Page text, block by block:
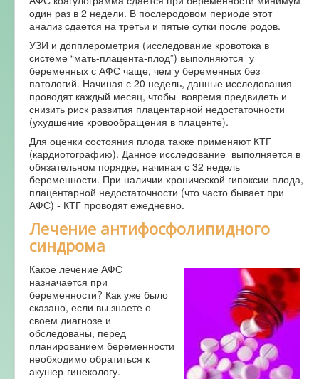
один раз в 2 недели. В послеродовом периоде этот
анализ сдается на третьи и пятые сутки после родов.
УЗИ и допплерометрия (исследование кровотока в
системе “мать-плацента-плод”) выполняются у
беременных с АФС чаще, чем у беременных без
патологий. Начиная с 20 недель, данные исследования
проводят каждый месяц, чтобы вовремя предвидеть и
снизить риск развития плацентарной недостаточности
(ухудшение кровообращения в плаценте).
Для оценки состояния плода также применяют КТГ
(кардиотографию). Данное исследование выполняется в
обязательном порядке, начиная с 32 недель
беременности. При наличии хронической гипоксии плода,
плацентарной недостаточности (что часто бывает при
АФС) - КТГ проводят ежедневно.
Лечение антифосфолипидного
синдрома
Какое лечение АФС
назначается при
беременности? Как уже было
сказано, если вы знаете о
своем диагнозе и
обследованы, перед
планированием беременности
необходимо обратиться к
акушер-гинекологу.